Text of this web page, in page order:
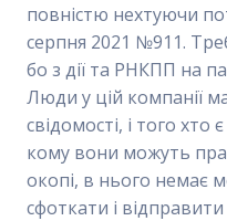
повністю нехтуючи
серпня 2021 №911.
бо з дії та РНКПП на
Люди у цій компанії
свідомості, і того хто
кому вони можуть
окопі, в нього немає
сфоткати і